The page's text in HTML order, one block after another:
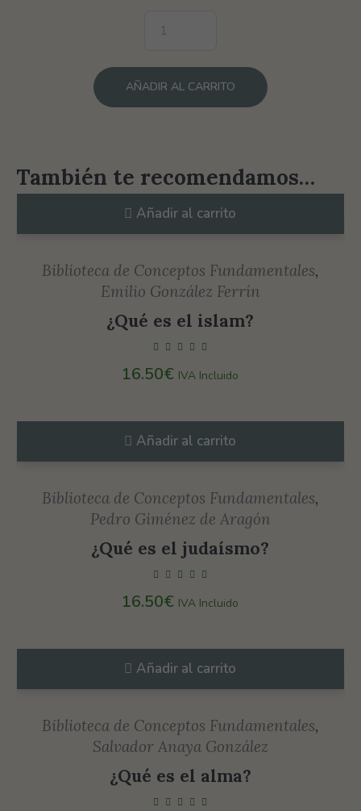
AÑADIR AL CARRITO
También te recomendamos…
Añadir al carrito
Biblioteca de Conceptos Fundamentales,
Emilio González Ferrín
¿Qué es el islam?
16.50€ IVA Incluido
Añadir al carrito
Biblioteca de Conceptos Fundamentales,
Pedro Giménez de Aragón
¿Qué es el judaísmo?
16.50€ IVA Incluido
Añadir al carrito
Biblioteca de Conceptos Fundamentales,
Salvador Anaya González
¿Qué es el alma?